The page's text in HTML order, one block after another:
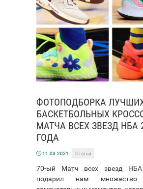
ФОТОПОДБОРКА
БАСКЕТБОЛЬНЫХ
МАТЧА ВСЕХ ЗВЕЗД НБА
ГОДА
11.03.2021 Статьи
70-ый Матч всех звезд
подарил нам